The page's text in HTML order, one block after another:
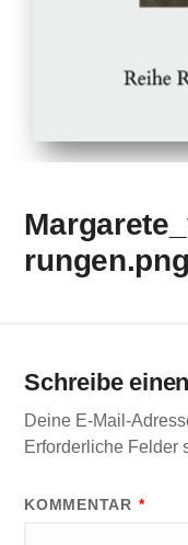
rungen.png
Schreibe
Deine E-Mail-
Erforderliche Felder
KOMMENTAR *